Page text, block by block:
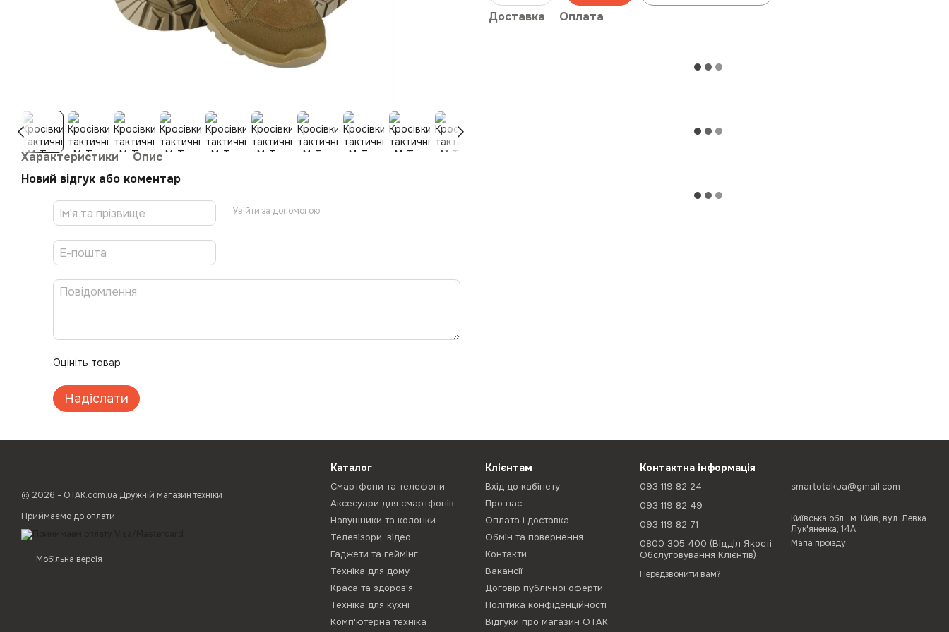
Характеристики
Опис
Новий відгук або коментар
Увійти за допомогою
Оцініть товар
Надіслати
Доставка Оплата
© 2026 - ОТАК.com.ua Дружній магазин техніки
Приймаємо до оплати
Мобільна версія
Каталог
Смартфони та телефони
Аксесуари для смартфонів
Навушники та колонки
Телевізори, відео
Гаджети та геймінг
Техніка для дому
Краса та здоров'я
Техніка для кухні
Комп'ютерна техніка
Клієнтам
Вхід до кабінету
Про нас
Оплата і доставка
Обмін та повернення
Контакти
Вакансії
Договір публічної оферти
Політика конфіденційності
Відгуки про магазин ОТАК
Контактна інформація
093 119 82 24
093 119 82 49
093 119 82 71
0800 305 400 (Відділ Якості
Обслуговування Клієнтів)
Передзвонити вам?
smartotakua@gmail.com
Київська обл., м. Київ, вул. Левка
Лук'яненка, 14А
Мапа проїзду